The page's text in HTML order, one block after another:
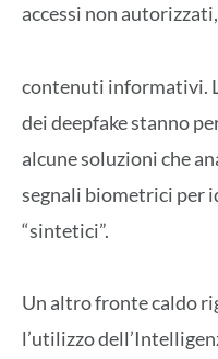
accessi non
contenuti informativi.
dei deepfake stanno
alcune soluzioni che
segnali biometrici per
“sintetici”.
Un altro fronte caldo
l’utilizzo